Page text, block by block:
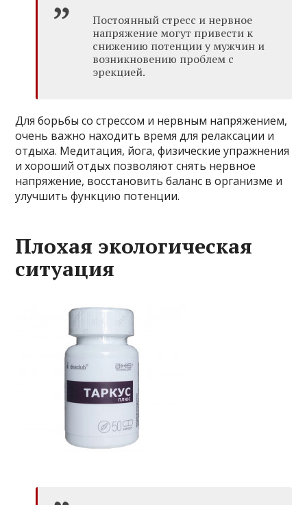
Постоянный стресс и нервное
напряжение могут привести к
снижению потенции у мужчин и
возникновению проблем с
эрекцией.
Для борьбы со стрессом и нервным напряжением,
очень важно находить время для релаксации и
отдыха. Медитация, йога, физические упражнения
и хороший отдых позволяют снять нервное
напряжение, восстановить баланс в организме и
улучшить функцию потенции.
Плохая экологическая
ситуация